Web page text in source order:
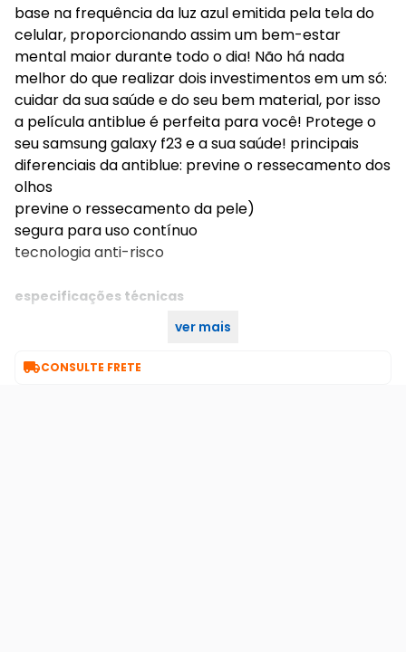
base na frequência da luz azul emitida pela tela do
celular, proporcionando assim um bem-estar
mental maior durante todo o dia! Não há nada
melhor do que realizar dois investimentos em um só:
cuidar da sua saúde e do seu bem material, por isso
a película antiblue é perfeita para você! Protege o
seu samsung galaxy f23 e a sua saúde! principais
diferenciais da antiblue: previne o ressecamento dos
olhos
previne o ressecamento da pele)
segura para uso contínuo
tecnologia anti-risco
especificações técnicas
ver mais
CONSULTE FRETE